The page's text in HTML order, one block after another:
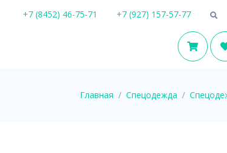
+7 (8452) 46-75-71 +7 (927) 157-57-77
Главная Спецодежда